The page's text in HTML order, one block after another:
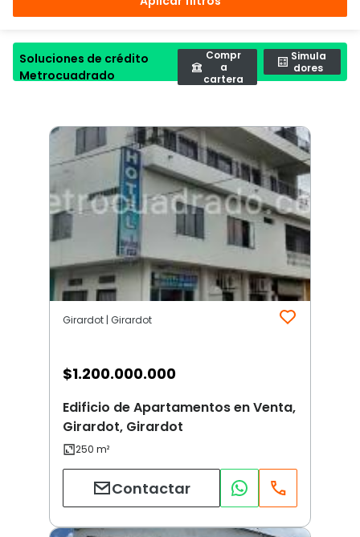
Soluciones de crédito
Metrocuadrado
Compr
a
cartera
Simula
dores
Girardot | Girardot
$1.200.000.000
Edificio de Apartamentos en Venta,
Girardot, Girardot
Contactar